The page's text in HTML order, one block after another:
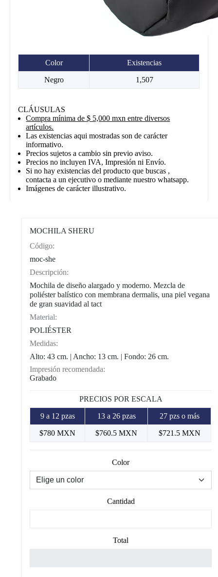
Color Existencias
Negro 1,507
CLÁUSULAS
Compra mínima de $ 5,000 mxn entre diversos
artículos.
Las existencias aqui mostradas son de carácter
informativo.
Precios sujetos a cambio sin previo aviso.
Precios no incluyen IVA, Impresión ni Envío.
Si no hay existencias del producto que buscas ,
contacta a un ejecutivo o mediante nuestro whatsapp.
Imágenes de carácter illustrativo.
MOCHILA SHERU
Código:
moc-she
Descripción:
Mochila de diseño alargado y moderno. Mezcla de
poliéster balístico con membrana dermalis, una piel vegana
de gran suavidad al tact
Material:
POLIÉSTER
Medidas:
Alto: 43 cm. | Ancho: 13 cm. | Fondo: 26 cm.
Impresión recomendada:
Grabado
PRECIOS POR ESCALA
9 a 12 pzas 13 a 26 pzas 27 pzs o más
$780 MXN $760.5 MXN $721.5 MXN
Color
Cantidad
Total